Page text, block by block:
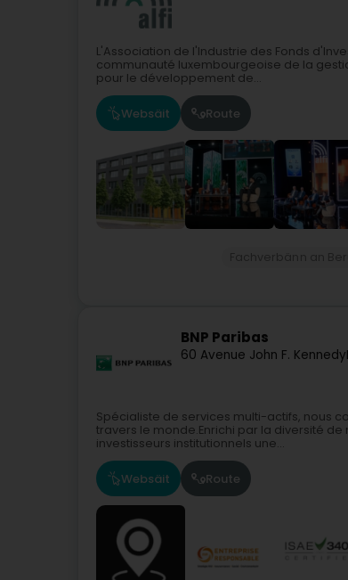
L'Association de l'Industrie des Fonds
communauté luxembourgeoise de la
pour le développement de...
Websäit Route
BNP Paribas
60 Avenue John F. Kennedy
Spécialiste de services multi-actifs, nous
travers le monde.Enrichi par la diversité
investisseurs institutionnels une...
Websäit Route